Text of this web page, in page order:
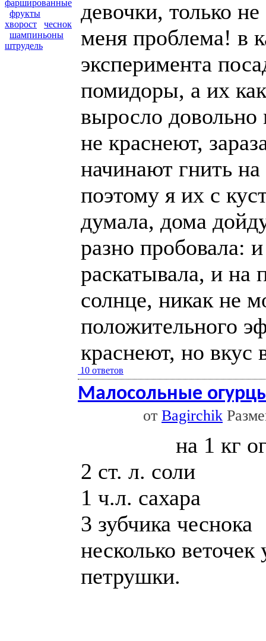
фаршированные
фрукты
хворост
чеснок
шампиньоны
штрудель
девочки, только
меня проблема! в
эксперимента
помидоры, а их
выросло довольно
не краснеют,
начинают гнить на
поэтому я их с
думала, дома
разно пробовала:
раскатывала, и на
солнце, никак не
положительного
краснеют, но вкус
10 ответов
Малосольные
от Bagirchik
на 1 кг
2 ст. л. соли
1 ч.л. сахара
3 зубчика чеснока
несколько веточек
петрушки.